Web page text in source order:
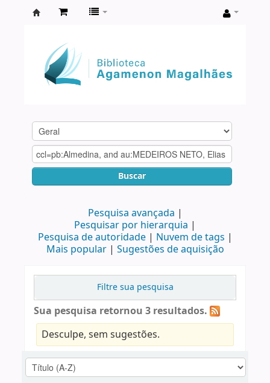
Agamenon
Magalhães
Buscar
Pesquisa avançada
Pesquisar por hierarquia
Pesquisa de autoridade
Nuvem de tags
Mais popular
Sugestões de aquisição
Filtre sua pesquisa
Sua pesquisa retornou 3 resultados.
Desculpe, sem sugestões.